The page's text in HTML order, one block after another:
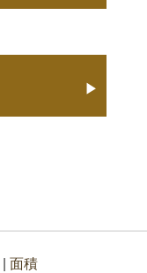
▶
面積